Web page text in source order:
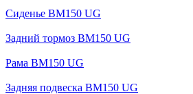
Сиденье BM150 UG
Задний тормоз BM150 UG
Рама BM150 UG
Задняя подвеска BM150 UG